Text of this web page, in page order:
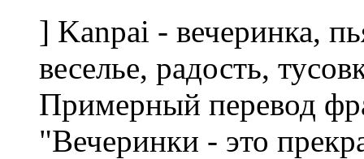
] Kanpai - вечеринка,
веселье, радость,
Примерный перевод
"Вечеринки - это